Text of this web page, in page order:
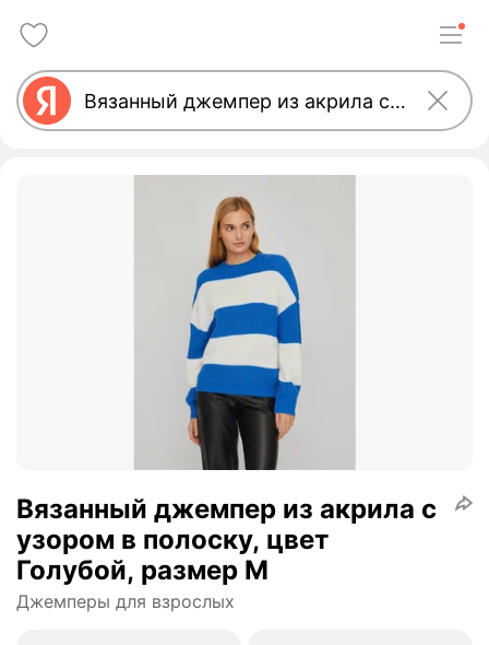
Вязанный джемпер из акрила с
узором в полоску, цвет
Голубой, размер M
Джемперы для взрослых